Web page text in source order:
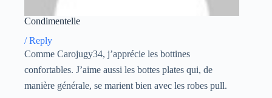
Condimentelle
/Reply
Comme Carojugy34, j’apprécie les bottines
confortables. J’aime aussi les bottes plates qui, de
manière générale, se marient bien avec les robes pull.